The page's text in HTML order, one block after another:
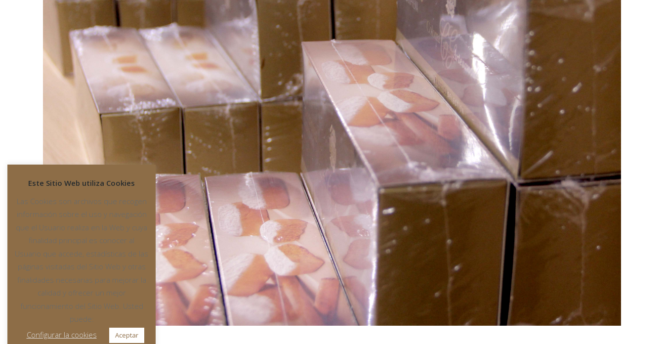
Este Sitio Web utiliza Cookies
Las Cookies son archivos que recogen
información sobre el uso y navegación
que el Usuario realiza en la Web y cuya
finalidad principal es conocer al
Usuario que accede, estadísticas de las
páginas visitadas del Sitio Web y otras
finalidades necesarias para mejorar la
calidad y ofrecer un mejor
funcionamiento del Sitio Web. Usted
puede:
Configurar la cookies
Aceptar